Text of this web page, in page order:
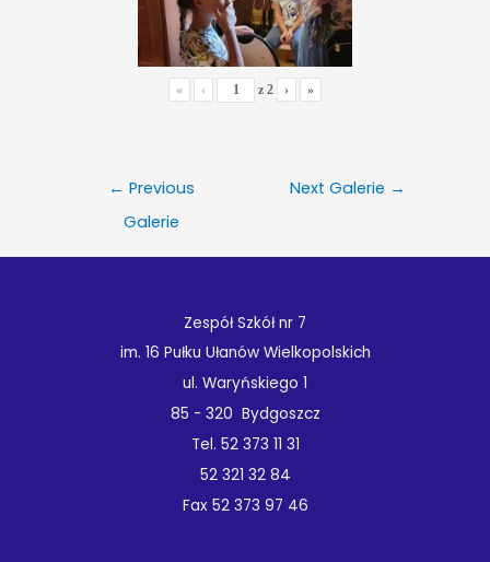
« ‹ z 2 › »
Nawigacja
← Previous
Galerie
Next Galerie →
Zespół Szkół nr 7
im. 16 Pułku Ułanów Wielkopolskich
ul. Waryńskiego 1
85 - 320 Bydgoszcz
Tel. 52 373 11 31
52 321 32 84
Fax 52 373 97 46